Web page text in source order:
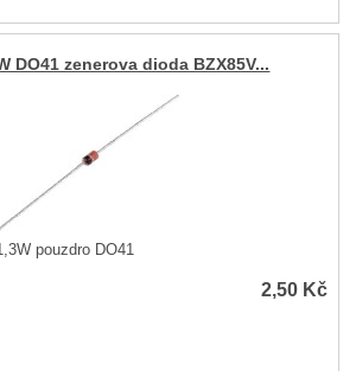
DO41 zenerova dioda BZX85V...
pouzdro DO41
2,50 Kč